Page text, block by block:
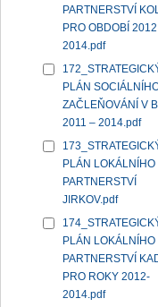
PARTNERSTVÍ
PRO OBDOBÍ
2014.pdf
PLÁN
ZAČLEŇOVÁNÍ V
2011 – 2014.pdf
PLÁN LOKÁLNÍHO
PARTNERSTVÍ
JIRKOV.pdf
PLÁN LOKÁLNÍHO
PARTNERSTVÍ
PRO ROKY 2012-
2014.pdf